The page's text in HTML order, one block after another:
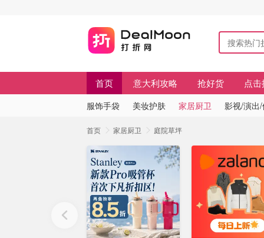
首页 意大利攻略 抢好货 点
服饰手袋 美妆护肤 家居厨卫 影视/演出
首页 家居厨卫 庭院草坪